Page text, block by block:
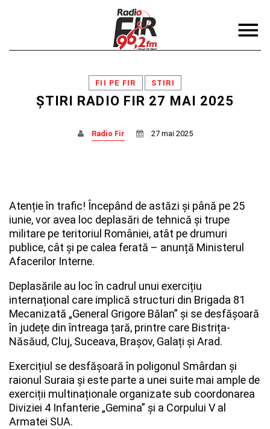
CAUTA IN SITE:
DISTRIBUIE PAGINA PE:
Facebook
Whatsapp
FII PE FIR STIRI
ȘTIRI RADIO FIR 27 MAI 2025
Radio Fir 27 mai 2025
Atenție în trafic! Începând de astăzi și până pe 25
iunie, vor avea loc deplasări de tehnică și trupe
militare pe teritoriul României, atât pe drumuri
publice, cât și pe calea ferată – anunță Ministerul
Afacerilor Interne.
Deplasările au loc în cadrul unui exercițiu
internațional care implică structuri din Brigada 81
Mecanizată „General Grigore Bălan” și se desfășoară
în județe din întreaga țară, printre care Bistrița-
Năsăud, Cluj, Suceava, Brașov, Galați și Arad.
Exercițiul se desfășoară în poligonul Smârdan și
raionul Suraia și este parte a unei suite mai ample de
exerciții multinaționale organizate sub coordonarea
Diviziei 4 Infanterie „Gemina” și a Corpului V al
Armatei SUA.